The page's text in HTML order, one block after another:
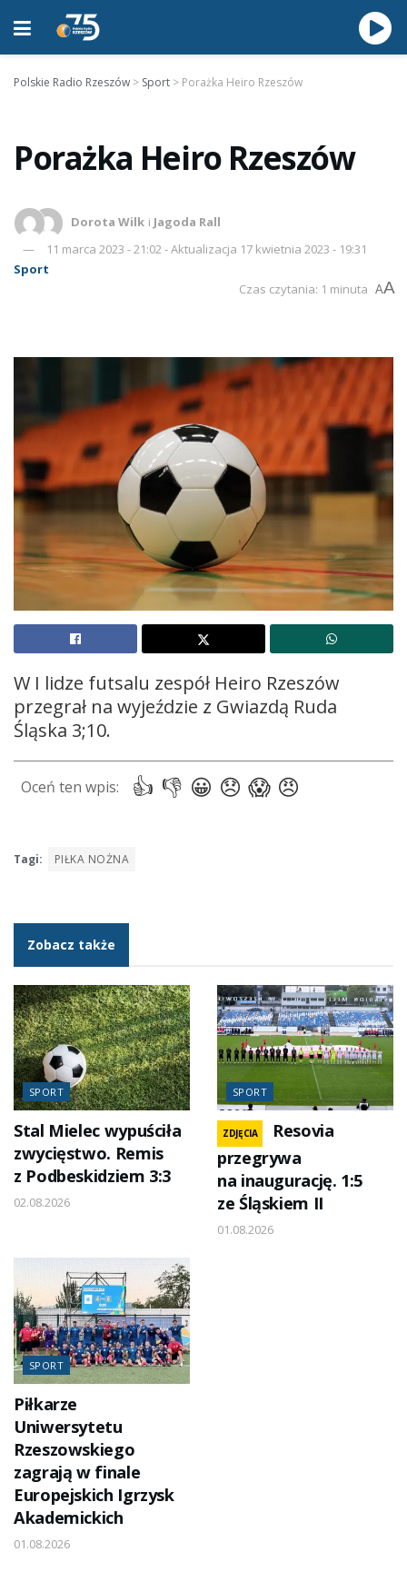
Polskie Radio Rzeszów > Sport > Porażka Heiro Rzeszów
Porażka Heiro Rzeszów
Dorota Wilk i Jagoda Rall
11 marca 2023 - 21:02 - Aktualizacja 17 kwietnia 2023 - 19:31
Sport
Czas czytania: 1 minuta AA
W I lidze futsalu zespół Heiro Rzeszów
przegrał na wyjeździe z Gwiazdą Ruda
Śląska 3;10.
Tagi: PIŁKA NOŻNA
Zobacz także
SPORT
Stal Mielec wypuściła
zwycięstwo. Remis
z Podbeskidziem 3:3
02.08.2026
SPORT
ZDJĘCIA
Resovia
przegrywa
na inaugurację. 1:5
ze Śląskiem II
01.08.2026
SPORT
Piłkarze
Uniwersytetu
Rzeszowskiego
zagrają w finale
Europejskich Igrzysk
Akademickich
01.08.2026